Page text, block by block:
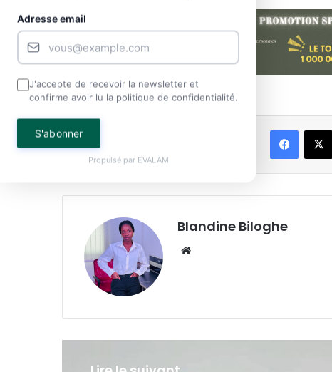
Partager
Blandine Biloghe
Adresse email
J'accepte de recevoir la newsletter et
confirme avoir lu la politique de confidentialité.
S'abonner
Propulsé par EVALAM